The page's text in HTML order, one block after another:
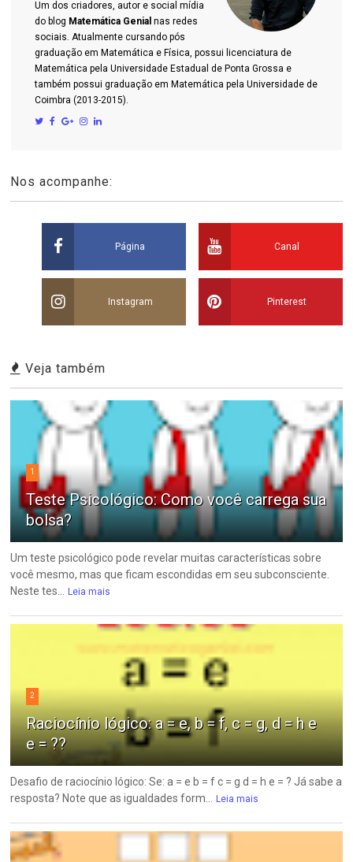
Um dos criadores, autor e social mídia
do blog Matemática Genial nas redes
sociais. Atualmente cursando pós
graduação em Matemática e Física, possui licenciatura de
Matemática pela Universidade Estadual de Ponta Grossa e
também possui graduação em Matemática pela Universidade de
Coimbra (2013-2015).
Nos acompanhe:
Página Canal
Instagram Pinterest
Veja também
1
Teste Psicológico: Como você carrega sua
bolsa?
Um teste psicológico pode revelar muitas características sobre
você mesmo, mas que ficam escondidas em seu subconsciente.
Neste tes...
Leia mais
2
Raciocínio lógico: a = e, b = f, c = g, d = h e
e = ??
Desafio de raciocínio lógico: Se: a = e b = f c = g d = h e = ? Já sabe a
resposta? Note que as igualdades form...
Leia mais